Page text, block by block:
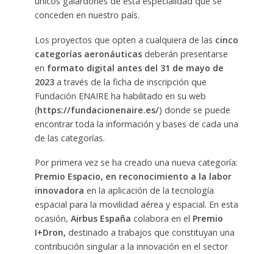
conceden en nuestro país.
Los proyectos que opten a cualquiera de las cinco
categorías aeronáuticasdeberán presentarse
en formato digital antes del 31 de mayo de
2023a través de la ficha de inscripción que
Fundación ENAIRE ha habilitado en su web
(https://fundacionenaire.es/) donde se puede
encontrar toda la información y bases de cada una
de las categorías.
Por primera vez se ha creado una nueva categoría:
Premio Espacio, en reconocimiento a la labor
innovadora en la aplicación de la tecnología
espacial para la movilidad aérea y espacial. En esta
ocasión, Airbus España colabora en el Premio
I+Dron, destinado a trabajos que constituyan una
contribución singular a la innovación en el sector